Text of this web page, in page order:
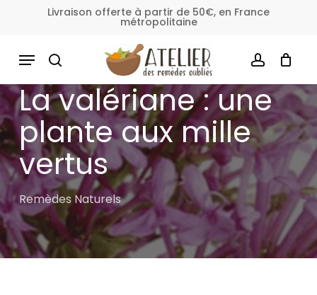
content
Livraison offerte à partir de 50€, en France
métropolitaine
SEARCH ACCOUNT
MENU panier
La valériane : une
plante aux mille
vertus
Remèdes Naturels